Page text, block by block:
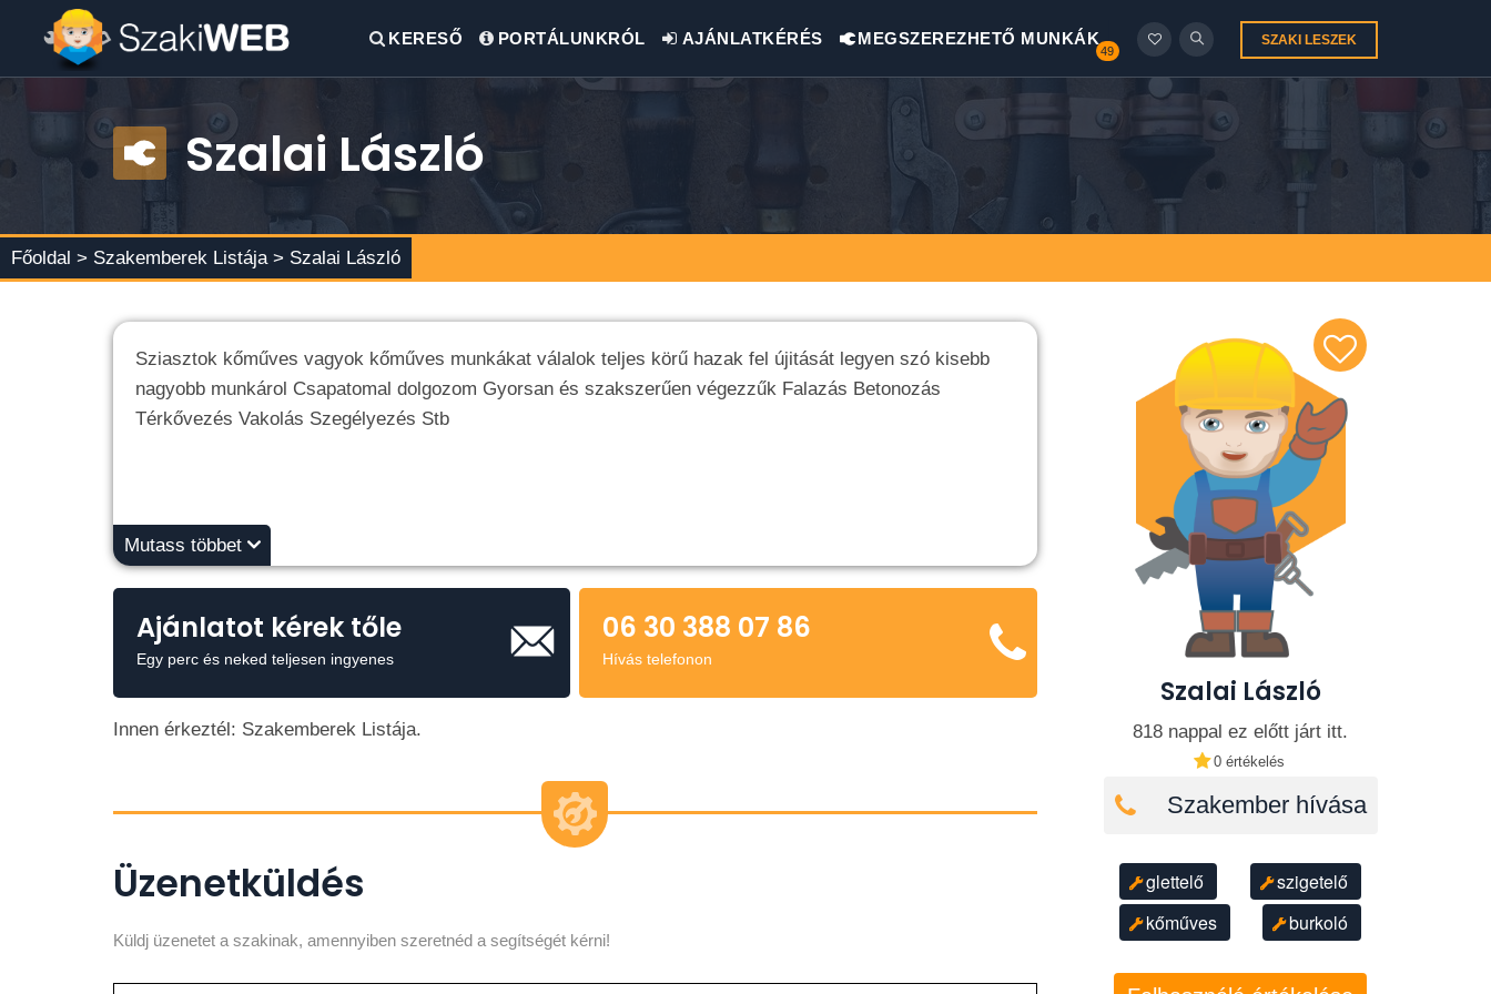
SZAKI LESZEK
KERESŐ PORTÁLUNKRÓL AJÁNLATKÉRÉS MEGSZEREZHETŐ MUNKÁK
49
Szalai László
Főoldal > Szakemberek Listája > Szalai László
Sziasztok kőműves vagyok kőműves munkákat válalok teljes körű hazak fel újitását legyen szó kisebb
nagyobb munkárol Csapatomal dolgozom Gyorsan és szakszerűen végezzűk Falazás Betonozás
Térkővezés Vakolás Szegélyezés Stb
Mutass többet
Ajánlatot kérek tőle
Egy perc és neked teljesen ingyenes
06 30 388 07 86
Hívás telefonon
Innen érkeztél: Szakemberek Listája.
Üzenetküldés
Küldj üzenetet a szakinak, amennyiben szeretnéd a segítségét kérni!
Szalai László
818 nappal ez előtt járt itt.
0 értékelés
Szakember hívása
glettelő
szigetelő
kőműves
burkoló